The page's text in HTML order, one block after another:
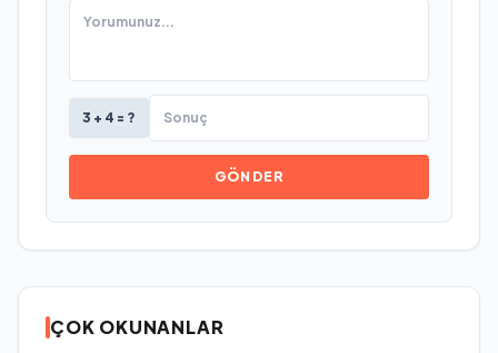
3 + 4 = ?
GÖNDER
ÇOK OKUNANLAR